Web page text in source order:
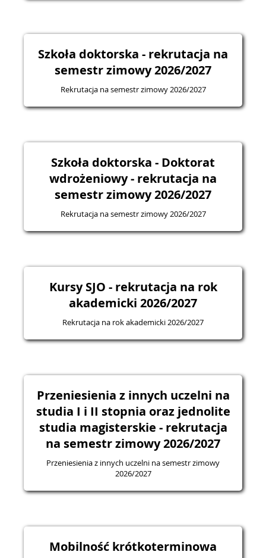
Szkoła doktorska - rekrutacja na
semestr zimowy 2026/2027
Rekrutacja na semestr zimowy 2026/2027
Szkoła doktorska - Doktorat
wdrożeniowy - rekrutacja na
semestr zimowy 2026/2027
Rekrutacja na semestr zimowy 2026/2027
Kursy SJO - rekrutacja na rok
akademicki 2026/2027
Rekrutacja na rok akademicki 2026/2027
Przeniesienia z innych uczelni na
studia I i II stopnia oraz jednolite
studia magisterskie - rekrutacja
na semestr zimowy 2026/2027
Przeniesienia z innych uczelni na semestr zimowy
2026/2027
Mobilność krótkoterminowa